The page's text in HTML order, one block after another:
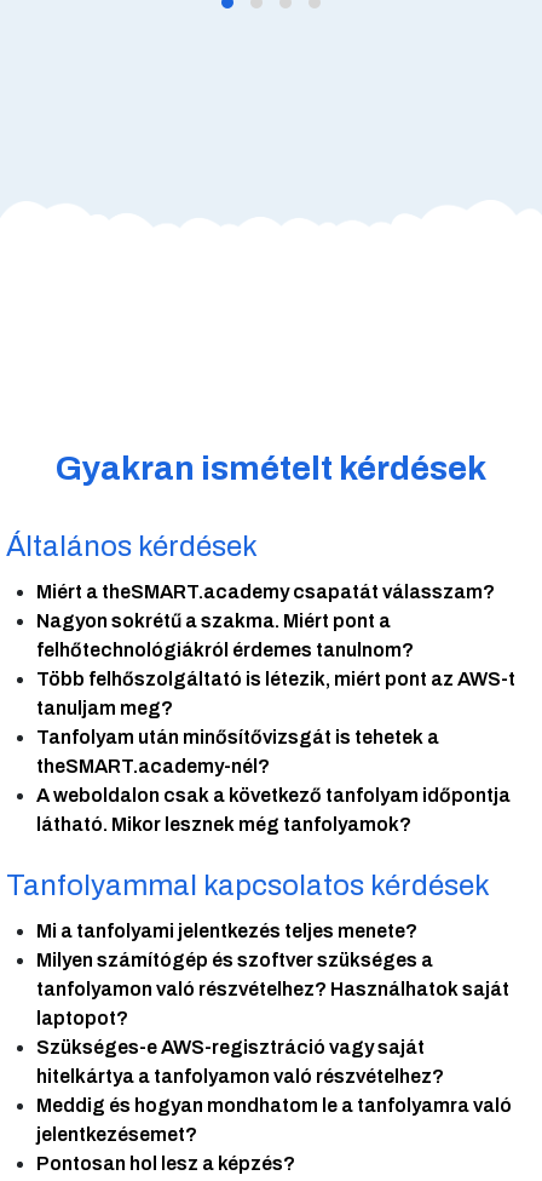
Gyakran ismételt kérdések
Általános kérdések
Miért a theSMART.academy csapatát válasszam?
Nagyon sokrétű a szakma. Miért pont a
felhőtechnológiákról érdemes tanulnom?
Több felhőszolgáltató is létezik, miért pont az AWS-t
tanuljam meg?
Tanfolyam után minősítővizsgát is tehetek a
theSMART.academy-nél?
A weboldalon csak a következő tanfolyam időpontja
látható. Mikor lesznek még tanfolyamok?
Tanfolyammal kapcsolatos kérdések
Mi a tanfolyami jelentkezés teljes menete?
Milyen számítógép és szoftver szükséges a
tanfolyamon való részvételhez? Használhatok saját
laptopot?
Szükséges-e AWS-regisztráció vagy saját
hitelkártya a tanfolyamon való részvételhez?
Meddig és hogyan mondhatom le a tanfolyamra való
jelentkezésemet?
Pontosan hol lesz a képzés?